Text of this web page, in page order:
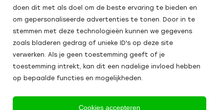
doen dit met als doel om de beste ervaring te bieden en
om gepersonaliseerde advertenties te tonen. Door in te
stemmen met deze technologieën kunnen we gegevens
zoals bladeren gedrag of unieke ID's op deze site
verwerken. Als je geen toestemming geeft of je
toestemming intrekt, kan dit een nadelige invloed hebben
op bepaalde functies en mogelijkheden.
Cookies accepteren